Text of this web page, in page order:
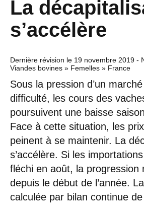
La
s’accélère
Dernière révision le 19 novembre 2019 -
Viandes bovines » Femelles » France
Sous la pression d’un
difficulté, les cours des
poursuivent une baisse
Face à cette situation, les
peinent à se maintenir. La
s’accélère. Si les
fléchi en août, la progression
depuis le début de l’année.
calculée par bilan continue